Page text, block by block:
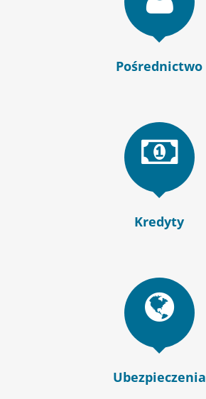
Pośrednictwo
Kredyty
Ubezpieczenia